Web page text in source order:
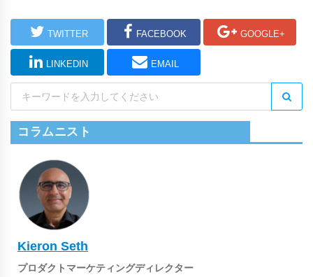
TWITTER FACEBOOK GOOGLE+
LINKEDIN EMAIL
コラムニスト
Kieron Seth
プロダクトマーケティングディレクター